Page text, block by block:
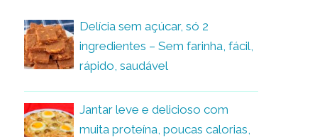
Delícia sem açúcar, só 2
ingredientes – Sem farinha, fácil,
rápido, saudável
Jantar leve e delicioso com
muita proteína, poucas calorias,